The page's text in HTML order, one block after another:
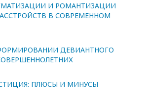
И РОМАНТИЗАЦИИ
В СОВРЕМЕННОМ
ДЕВИАНТНОГО
ПЛЮСЫ И МИНУСЫ